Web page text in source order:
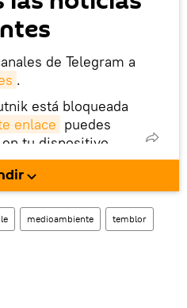
de Telegram a
.
está bloqueada
enlace puedes
tu dispositivo
en la red
medioambiente temblor